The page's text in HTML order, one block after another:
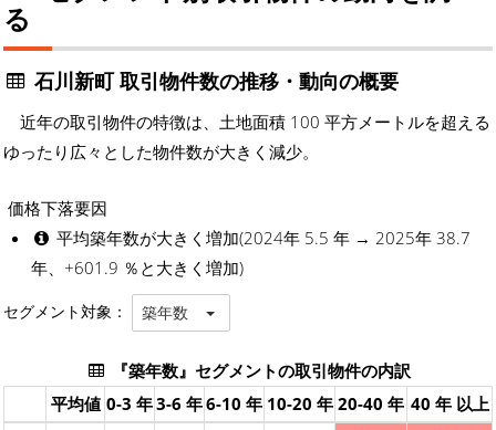
る
石川新町 取引物件数の推移・動向の概要
近年の取引物件の特徴は、土地面積 100 平方メートルを超える
ゆったり広々とした物件数が大きく減少。
価格下落要因
平均築年数が大きく増加(2024年 5.5 年 → 2025年 38.7
年、+601.9 ％と大きく増加)
セグメント対象： 築年数
『築年数』セグメントの取引物件の内訳
平均値 0-3 年3-6 年6-10 年 10-20 年 20-40 年 40 年 以上